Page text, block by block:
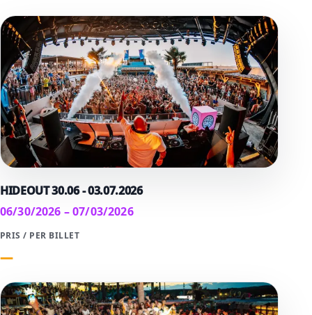
HIDEOUT 30.06 - 03.07.2026
06/30/2026 – 07/03/2026
PRIS / PER BILLET
—